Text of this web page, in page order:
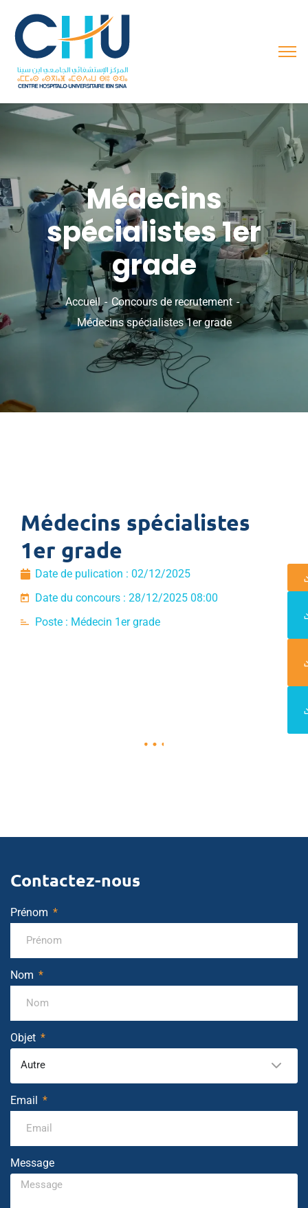
Médecins
spécialistes 1er
grade
Accueil
Concours de recrutement
Médecins spécialistes 1er grade
Médecins spécialistes
1er grade
Date de pulication : 02/12/2025
Date du concours : 28/12/2025 08:00
Poste : Médecin 1er grade
Contactez-nous
Prénom
Nom
Objet
Autre
Email
Message